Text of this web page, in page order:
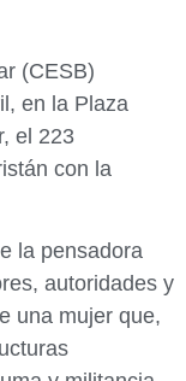
(CESB)
en la Plaza
el 223
con la
la pensadora
autoridades y
una mujer que,